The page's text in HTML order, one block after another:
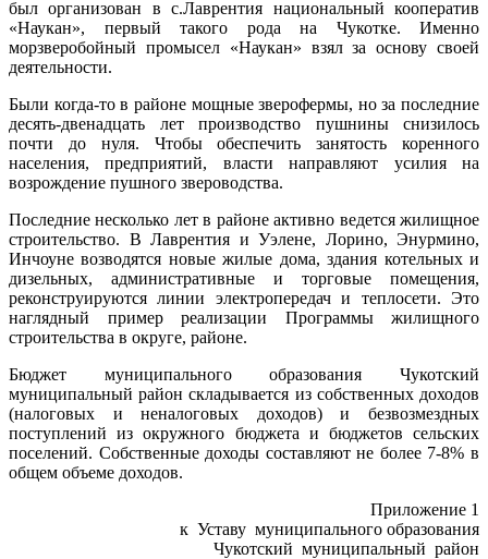
был организован в с.Лаврентия национальный кооператив
«Наукан», первый такого рода на Чукотке. Именно
морзверобойный промысел «Наукан» взял за основу своей
деятельности.
Были когда-то в районе мощные зверофермы, но за последние
десять-двенадцать лет производство пушнины снизилось
почти до нуля. Чтобы обеспечить занятость коренного
населения, предприятий, власти направляют усилия на
возрождение пушного звероводства.
Последние несколько лет в районе активно ведется жилищное
строительство. В Лаврентия и Уэлене, Лорино, Энурмино,
Инчоуне возводятся новые жилые дома, здания котельных и
дизельных, административные и торговые помещения,
реконструируются линии электропередач и теплосети. Это
наглядный пример реализации Программы жилищного
строительства в округе, районе.
Бюджет муниципального образования Чукотский
муниципальный район складывается из собственных доходов
(налоговых и неналоговых доходов) и безвозмездных
поступлений из окружного бюджета и бюджетов сельских
поселений. Собственные доходы составляют не более 7-8% в
общем объеме доходов.
Приложение 1
к Уставу муниципального образования
Чукотский муниципальный район